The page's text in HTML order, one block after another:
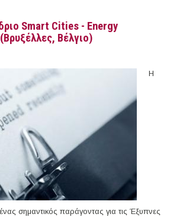
Smart Cities - Energy
Βέλγιο)
Η
σημαντικός παράγοντας για τις Έξυπνες